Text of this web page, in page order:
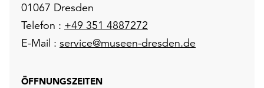
01067 Dresden
Telefon : +49 351 4887272
E-Mail : service@museen-dresden.de
ÖFFNUNGSZEITEN